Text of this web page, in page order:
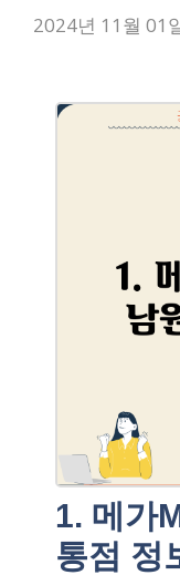
2024년 11월 01
1. 메가
통점 정